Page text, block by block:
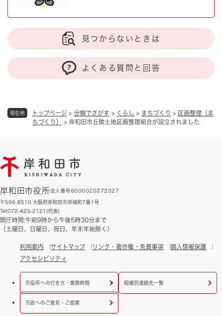
現在地 トップページ > 分類でさがす > くらし > まちづくり > 区画整理（ま
ちづくり）
> 岸和田市丘陵土地区画整理組合が設立されました
見つからないときは
よくある質問と回答
岸和田市役所法人番号6000020272027
〒596-8510 大阪府岸和田市岸城町7番1号
Tel:072-423-2121(代表)
開庁時間:午前9時から午後5時30分まで
（土曜日、日曜日、祝日、年末年始除く）
利用案内 サイトマップ リンク・著作権・免責事項
個人情報保護
アクセシビリティ
市役所への行き方・業務時間 組織別連絡先一覧
市政へのご意見・ご提案